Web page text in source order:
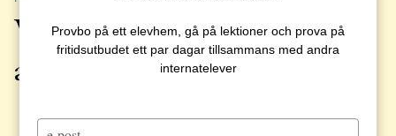
Välkommen till lanseringen
av aulans minnesbok
Provbo på ett elevhem, gå på lektioner och prova på
fritidsutbudet ett par dagar tillsammans med andra
internatelever